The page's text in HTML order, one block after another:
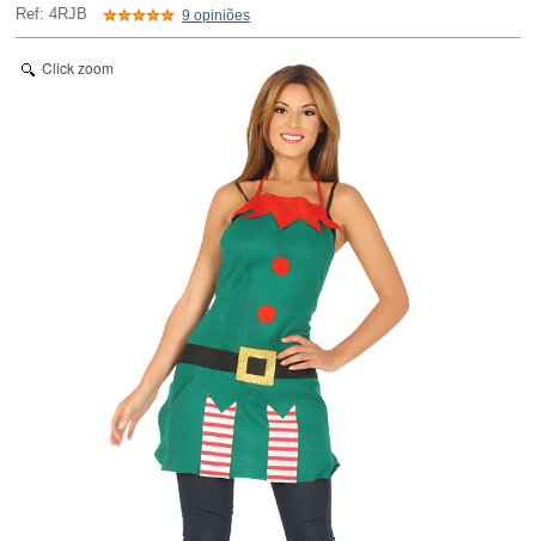
Ref: 4RJB 9 opiniões
Click zoom